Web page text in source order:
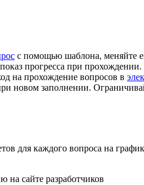
с помощью шаблона, меняйте
прогресса при
на прохождение вопросов в
новом заполнении.
для каждого вопроса на
на сайте разработчиков